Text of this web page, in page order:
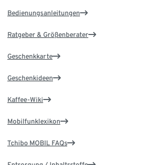
Bedienungsanleitungen
Ratgeber & Größenberater
Geschenkkarte
Geschenkideen
Kaffee-Wiki
Mobilfunklexikon
Tchibo MOBIL FAQs